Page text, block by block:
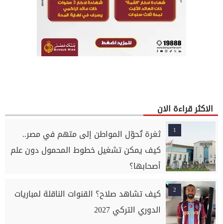
الاكثر قراءة الان
1
ثغرة تُحوّل المواطن إلى متهم في مصر..
كيف يمكن تشغيل خطوط المحمول دون علم
أصحابها؟
2
كيف تشاهد صلاح؟ القنوات الناقلة لمباريات
الدوري التركي 2027